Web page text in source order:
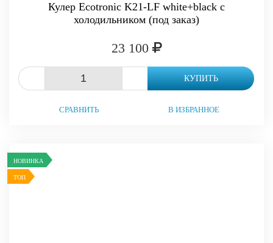
Кулер Ecotronic K21-LF white+black с
холодильником (под заказ)
23 100
КУПИТЬ
СРАВНИТЬ В ИЗБРАННОЕ
НОВИНКА
ТОП